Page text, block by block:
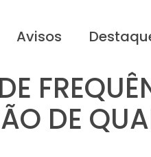
Avisos
DE